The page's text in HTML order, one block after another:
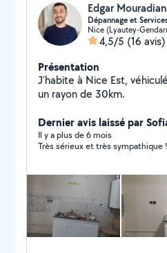
Edgar Mouradian
Dépannage et
Nice (Lyautey-
4,5/5 (16 avis)
Présentation
J'habite à Nice Est,
un rayon de 30km.
Dernier avis laissé par
Il y a plus de 6 mois
Très sérieux et très sympathique